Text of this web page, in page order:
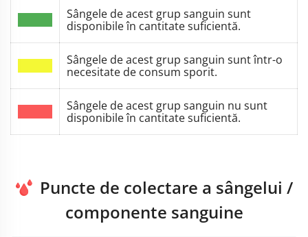
Sângele de acest grup sanguin sunt
disponibile în cantitate suficientă.
Sângele de acest grup sanguin sunt într-o
necesitate de consum sporit.
Sângele de acest grup sanguin nu sunt
disponibile în cantitate suficientă.
Puncte de colectare a sângelui /
componente sanguine